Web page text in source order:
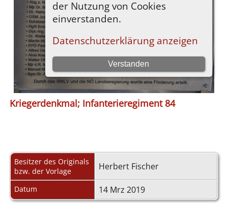
Kriegerdenkmal; Infanterieregiment 84
Besitzer des Originals
bzw. der Vorlage
Herbert Fischer
Datum 14 Mrz 2019